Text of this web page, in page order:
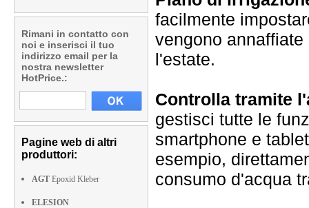
Rimani in contatto con
noi e inserisci il tuo
indirizzo email per la
nostra newsletter
HotPrice.:
Pagine web di altri
produttori:
AGT Epoxid Kleber
ELESION
facilmente
vengono
l'estate.
Controlla tramite
gestisci tutte le
smartphone e
esempio,
consumo d'acqua